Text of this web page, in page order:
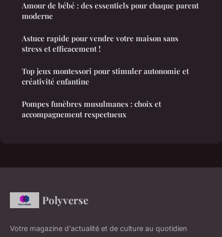
Amour de bébé : des essentiels pour chaque parent
moderne
Astuce rapide pour vendre votre maison sans
stress et efficacement !
Top jeux montessori pour stimuler autonomie et
créativité enfantine
Pompes funèbres musulmanes : choix et
accompagnement respectueux
Polyverse
Votre magazine d'actualité et de culture au quotidien